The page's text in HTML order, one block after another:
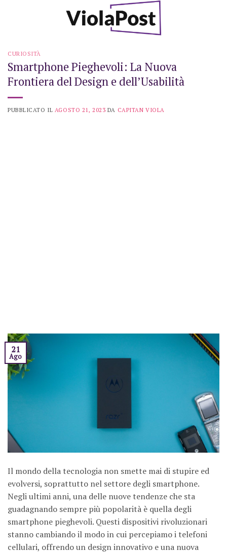
CURIOSITÀ
Smartphone Pieghevoli: La Nuova
Frontiera del Design e dell’Usabilità
PUBBLICATO IL AGOSTO 21, 2023 DA CAPITAN VIOLA
21
Ago
Il mondo della tecnologia non smette mai di stupire ed
evolversi, soprattutto nel settore degli smartphone.
Negli ultimi anni, una delle nuove tendenze che sta
guadagnando sempre più popolarità è quella degli
smartphone pieghevoli. Questi dispositivi rivoluzionari
stanno cambiando il modo in cui percepiamo i telefoni
cellulari, offrendo un design innovativo e una nuova